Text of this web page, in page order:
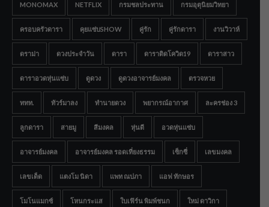
MONOMAX NETFLIX กรมชลประทาน กรมอุตุนิยมวิทยา
ครอบครัวดารา คุยแซ่บSHOW คู่รัก คู่รักดารา งานวิวาห์
ดราม่า ดวงประจำวัน ดารา ดาราติดโควิด19 ดาราสาว
ดาราอวดหุ่นแซ่บ ดูดวง ดูดวงอาจารย์มงคล ตรวจหวย
ททท. ทัวร์มาลง ทำนายดวง พยากรณ์อากาศ ละครช่อง 3
ลูกดารา สายมู สีมงคล หุ่นดี อวดหุ่นแซ่บ
อาจารย์มงคล อาจารย์มงคล รอดเที่ยงธรรม เซ็กซี่ เลขมงคล
เลขเด็ด แตงโม นิดา แพท ณปภา แอฟ ทักษอร
โมโนแมกซ์ โหนกระแส ใบเฟิร์น พิมพ์ชนก ใหม่ ดาวิกา